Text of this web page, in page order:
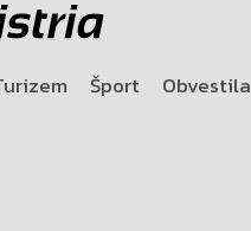
Šport Obvestila